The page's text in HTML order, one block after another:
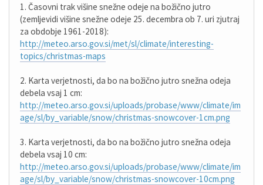
1. Časovni trak višine snežne odeje na božično jutro
(zemljevidi višine snežne odeje 25. decembra ob 7. uri zjutraj
za obdobje 1961-2018):
http://meteo.arso.gov.si/met/sl/climate/interesting-
topics/christmas-maps
2. Karta verjetnosti, da bo na božično jutro snežna odeja
debela vsaj 1 cm:
http://meteo.arso.gov.si/uploads/probase/www/climate/im
age/sl/by_variable/snow/christmas-snowcover-1cm.png
3. Karta verjetnosti, da bo na božično jutro snežna odeja
debela vsaj 10 cm:
http://meteo.arso.gov.si/uploads/probase/www/climate/im
age/sl/by_variable/snow/christmas-snowcover-10cm.png